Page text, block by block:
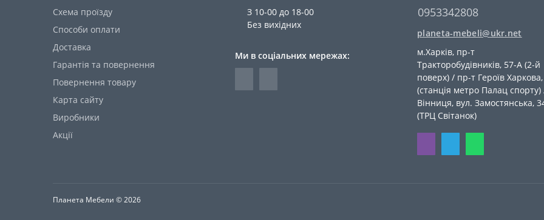
Схема проїзду
Способи оплати
Доставка
Гарантія та повернення
Повернення товару
Карта сайту
Виробники
Акції
З 10-00 до 18-00
Без вихідних
Ми в соціальних мережах:
0953342808
planeta-mebeli@ukr.net
м.Харків, пр-т
Тракторобудівників, 57-А (2-й
поверх) / пр-т Героїв
(станція метро Палац
Вiнниця, вул. Замостянська,
(ТРЦ Світанок)
Планета Мебели © 2026